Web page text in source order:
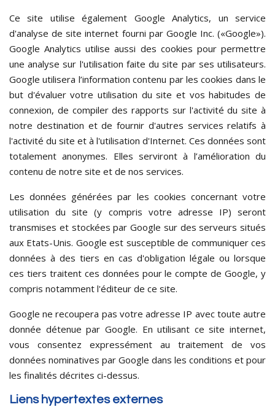
Ce site utilise également Google Analytics, un service
d'analyse de site internet fourni par Google Inc. («Google»).
Google Analytics utilise aussi des cookies pour permettre
une analyse sur l'utilisation faite du site par ses utilisateurs.
Google utilisera l’information contenu par les cookies dans le
but d'évaluer votre utilisation du site et vos habitudes de
connexion, de compiler des rapports sur l'activité du site à
notre destination et de fournir d'autres services relatifs à
l'activité du site et à l'utilisation d'Internet. Ces données sont
totalement anonymes. Elles serviront à l’amélioration du
contenu de notre site et de nos services.
Les données générées par les cookies concernant votre
utilisation du site (y compris votre adresse IP) seront
transmises et stockées par Google sur des serveurs situés
aux Etats-Unis. Google est susceptible de communiquer ces
données à des tiers en cas d'obligation légale ou lorsque
ces tiers traitent ces données pour le compte de Google, y
compris notamment l'éditeur de ce site.
Google ne recoupera pas votre adresse IP avec toute autre
donnée détenue par Google. En utilisant ce site internet,
vous consentez expressément au traitement de vos
données nominatives par Google dans les conditions et pour
les finalités décrites ci-dessus.
Liens hypertextes externes